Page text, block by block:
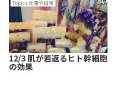
Topics 仕事や日常
12/3 肌が若返るヒト幹細胞
の効果